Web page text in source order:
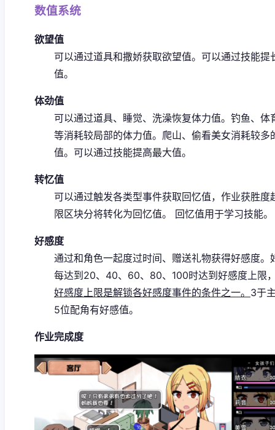
数值系统
欲望值
可以通过道具和撒娇获取欲望值。 可以通过技能提
值。
体劲值
可以通过道具、睡觉、洗澡恢复体力值。 钓鱼、体
等消耗较局部的体力值。 爬山、偷看美女消耗较多
值。 可以通过技能提高最大值。
转忆值
可以通过触发各类型事件获取回忆值，作业获胜度
限区块分将转化为回忆值。
回忆值用于学习技能。
好感度
通过和角色一起度过时间、赠送礼物获得好感度。
每达到20、40、60、80、100时达到好感度上限
好感度上限是解锁各好感度事件的条件之一。 3于
5位配角有好感值。
作业完成度